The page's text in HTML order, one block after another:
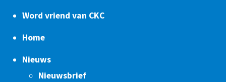
Word vriend van CKC
Home
Nieuws
Nieuwsbrief